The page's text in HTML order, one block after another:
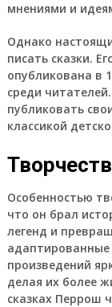
мнениями и
Однако
писать сказки.
опубликована в
среди
публиковать
классикой
Особенностью
что он брал
легенд и
адаптированные
произведений
делая их более
сказках Перрош